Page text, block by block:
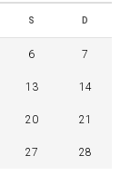
S D
6 7
13 14
20 21
27 28